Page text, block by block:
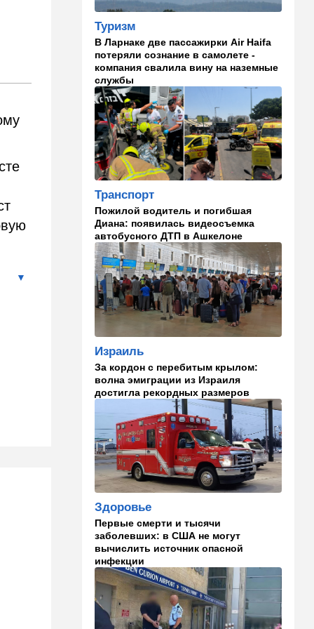
ночь Одессе и Харькову:
08:45 Деньги
Как торговые сети
манипулируют вами,
заставляя вас
раскошелиться. И как от
этого защититься
07:56 Спорт
Брат известного иранского
спортсмена обратился к
просьбой
07:20 Ближний Восток
Американская блокада
парализовала экспорт
иранской нефти
06:45 Здоровье
Всего 15 минут сна могут
изменить здоровье:
результаты нового
исследования
02:30 Израиль
Погода в Израиле на
неделю: жаркие деньки
00:01 Ближний Восток
Треугольник будет выпит:
"исламский НАТО" угрожает
расширением и
международной изоляцией
Израиля
23:58 Мнения
Каждое утро бреющийся
иудей рискует нарушить
заповедь…
23:36 В мире
Филиппины: израильтянин
Туризм
В Ларнаке две пассажирки Air Haifa
потеряли сознание в самолете -
компания свалила вину на наземные
службы
Транспорт
Пожилой водитель и погибшая
Диана: появилась видеосъемка
автобусного ДТП в Ашкелоне
Израиль
За кордон с перебитым крылом:
волна эмиграции из Израиля
достигла рекордных размеров
Здоровье
Первые смерти и тысячи
заболевших: в США не могут
вычислить источник опасной
инфекции